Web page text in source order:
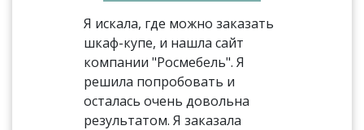
Я искала, где можно заказать
шкаф-купе, и нашла сайт
компании "Росмебель". Я
решила попробовать и
осталась очень довольна
результатом. Я заказала